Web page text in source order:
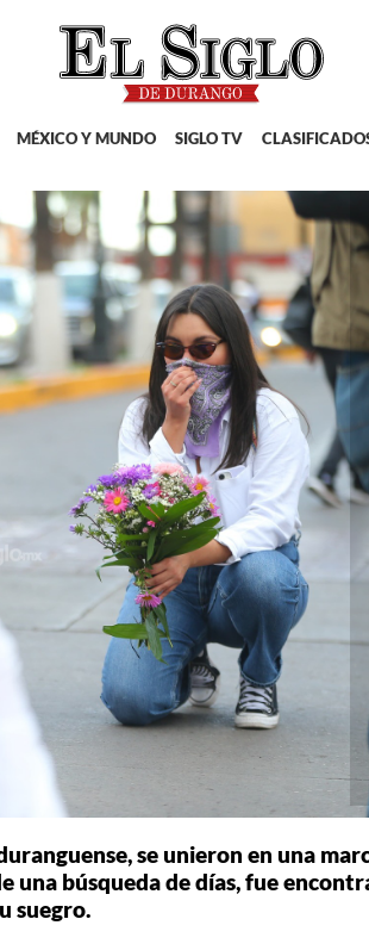
MÉXICO Y MUNDO SIGLO TV
se unieron en una
una búsqueda de días, fue
suegro.